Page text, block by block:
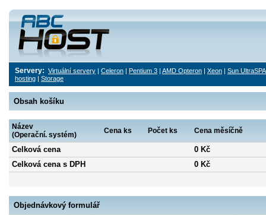
Servery: Virtuální servery | Celeron | Pentium 3 | AMD Opteron | Xeon | Sun
hosting | Storage
Obsah košíku
Název
(Operační. systém)
Cena ks Počet ks Cena měsíčně
Celková cena
0 Kč
Celková cena s DPH
0 Kč
Objednávkový formulář